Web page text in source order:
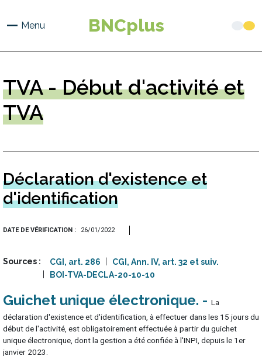
principal
Menu BNCplus
TVA- Début d'activité et
TVA
Déclaration d'existence et
d'identification
DATE DE VÉRIFICATION 26/01/2022
Sources CGI, art. 286
CGI, Ann. IV, art. 32 et suiv.
BOI-TVA-DECLA-20-10-10
Guichet unique électronique
La
déclaration d'existence et d'identification, à effectuer dans les 15 jours du
début de l'activité, est obligatoirement effectuée à partir du guichet
unique électronique, dont la gestion a été confiée à l'INPI, depuis le 1er
janvier 2023.